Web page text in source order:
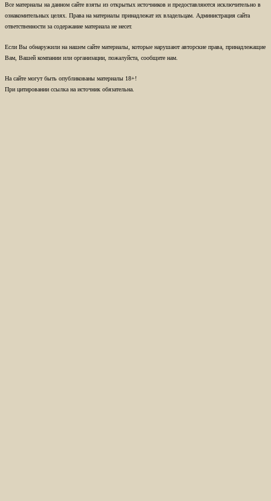
Все материалы на данном сайте взяты из открытых источников и предоставляются исключительно в
ознакомительных целях. Права на материалы принадлежат их владельцам. Администрация сайта
ответственности за содержание материала не несет.
Если Вы обнаружили на нашем сайте материалы, которые нарушают авторские права, принадлежащие
Вам, Вашей компании или организации, пожалуйста, сообщите нам.
На сайте могут быть опубликованы материалы 18+!
При цитировании ссылка на источник обязательна.